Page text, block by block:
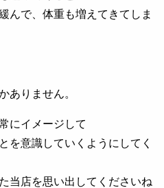
んで、体重も増えてきてしま
ありません。
にイメージして
を意識していくようにしてく
当店を思い出してくださいね